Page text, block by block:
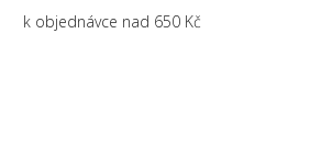
k objednávce nad 650 Kč